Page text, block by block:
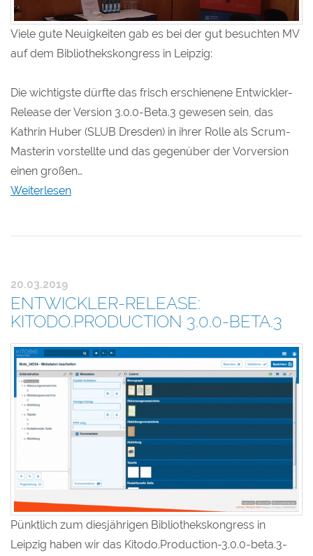
Viele gute Neuigkeiten gab es bei der gut besuchten MV
auf dem Bibliothekskongress in Leipzig:
Die wichtigste dürfte das frisch erschienene Entwickler-
Release der Version 3.0.0-Beta.3 gewesen sein, das
Kathrin Huber (SLUB Dresden) in ihrer Rolle als Scrum-
Masterin vorstellte und das gegenüber der Vorversion
einen großen…
Weiterlesen
20.03.2019
ENTWICKLER-RELEASE:
KITODO.PRODUCTION 3.0.0-BETA.3
Pünktlich zum diesjährigen Bibliothekskongress in
Leipzig haben wir das Kitodo.Production-3.0.0-beta.3-